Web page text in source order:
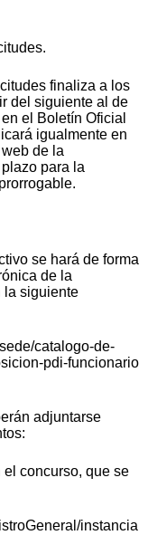
finaliza a los
del siguiente al de
el Boletín Oficial
igualmente en
de la
para la
se hará de forma
de la
la siguiente
catalogo-de-
pdi-funcionario
adjuntarse
concurso, que se
instancia